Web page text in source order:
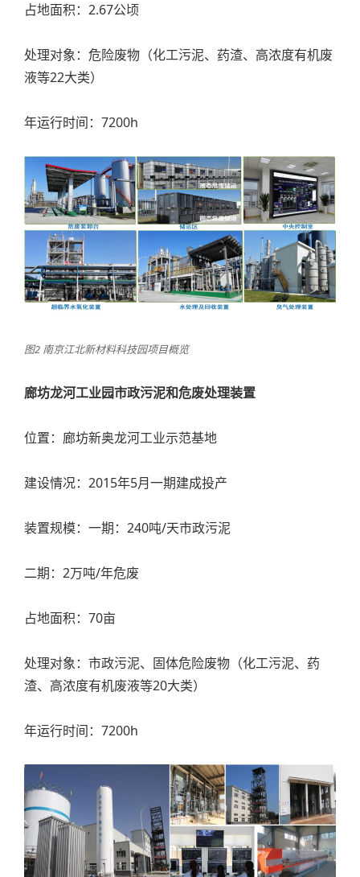
占地面积：2.67公顷
处理对象：危险废物（化工污泥、药渣、高浓度有机废
液等22大类）
年运行时间：7200h
图2 南京江北新材料科技园项目概览
廊坊龙河工业园市政污泥和危废处理装置
位置：廊坊新奥龙河工业示范基地
建设情况：2015年5月一期建成投产
装置规模：一期：240吨/天市政污泥
二期：2万吨/年危废
占地面积：70亩
处理对象：市政污泥、固体危险废物（化工污泥、药
渣、高浓度有机废液等20大类）
年运行时间：7200h